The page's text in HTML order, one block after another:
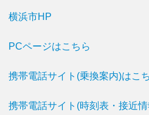
横浜市HP
PCページはこちら
携帯電話サイト(乗換案内)はこ
携帯電話サイト(時刻表・接近